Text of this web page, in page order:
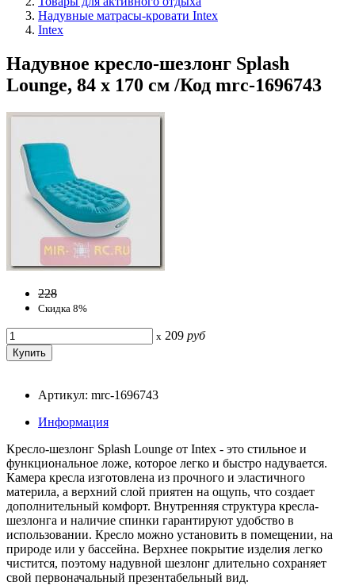
Надувные матрасы-кровати Intex
Intex
Надувное кресло-шезлонг Splash
Lounge, 84 х 170 см /Код mrc-1696743
228
Скидка 8%
x 209 руб
Артикул: mrc-1696743
Информация
Кресло-шезлонг Splash Lounge от Intex - это стильное и
функциональное ложе, которое легко и быстро надувается.
Камера кресла изготовлена из прочного и эластичного
материла, а верхний слой приятен на ощупь, что создает
дополнительный комфорт. Внутренняя структура кресла-
шезлонга и наличие спинки гарантируют удобство в
использовании. Кресло можно установить в помещении, на
природе или у бассейна. Верхнее покрытие изделия легко
чистится, поэтому надувной шезлонг длительно сохраняет
свой первоначальный презентабельный вид.